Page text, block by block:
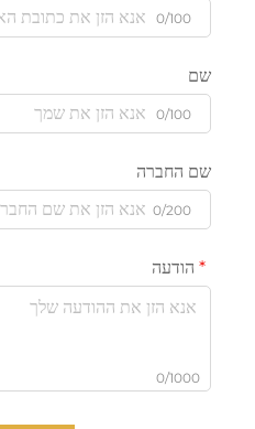
0/100
שם
0/100
שם החברה
0/200
הודעה
0/1000